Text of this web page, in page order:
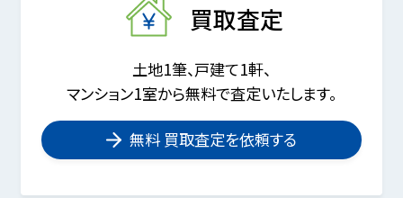
買取査定
土地1筆、戸建て1軒、
マンション1室から無料で査定いたします。
無料 買取査定を依頼する